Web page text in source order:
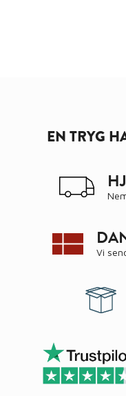
EN TRYG
Vi